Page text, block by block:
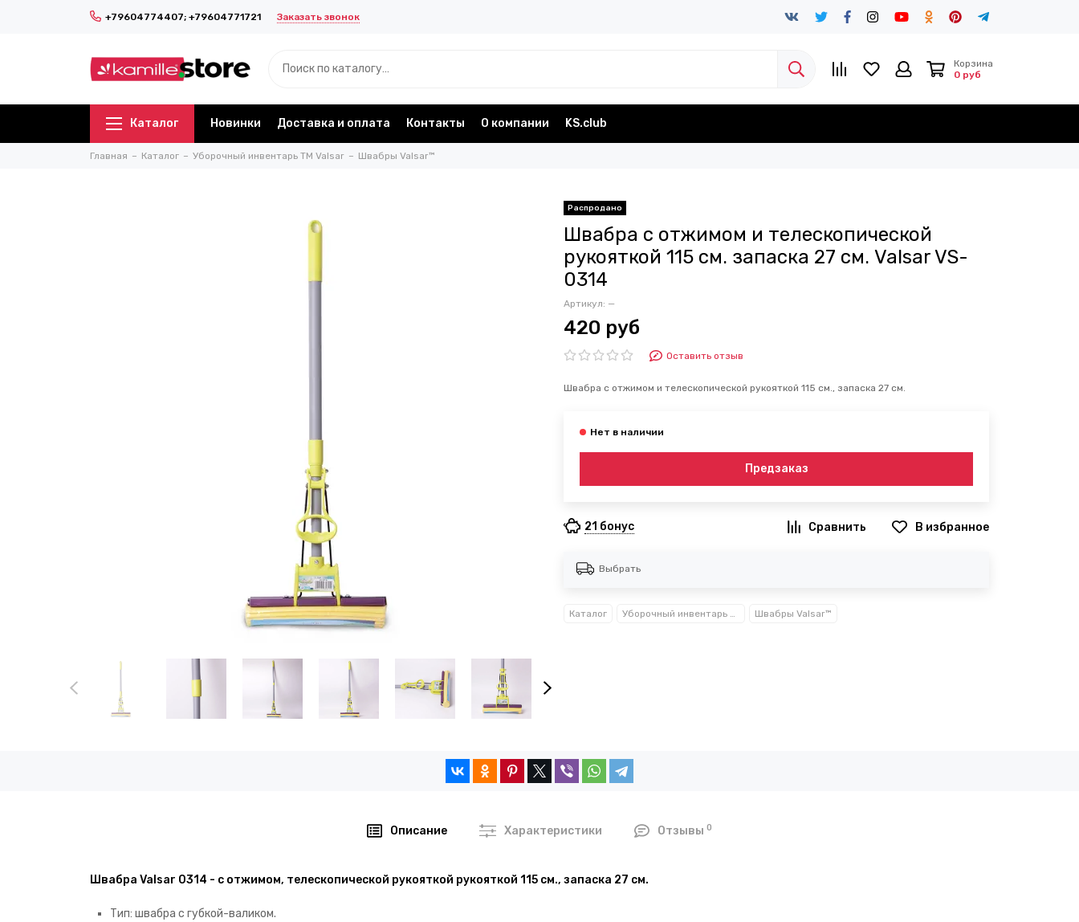
+79604774407; +79604771721 Заказать звонок
Корзина
0 руб
Каталог Новинки Доставка и оплата Контакты О компании KS.club
Главная Каталог Уборочный инвентарь TM Valsar Швабры Valsar™
Швабра с отжимом и телескопической
рукояткой 115 см. запаска 27 см. Valsar VS-
0314
Артикул: —
420 руб
Оставить отзыв
Швабра с отжимом и телескопической рукояткой 115 см., запаска 27 см.
Предзаказ
21 бонус В избранное
Выбрать
Каталог Уборочный инвентарь TM Valsar Швабры Valsar™
Описание Характеристики Отзывы 0
Швабра Valsar 0314 - с отжимом, телескопической рукояткой рукояткой 115 см., запаска 27 см.
Тип: швабра с губкой-валиком.